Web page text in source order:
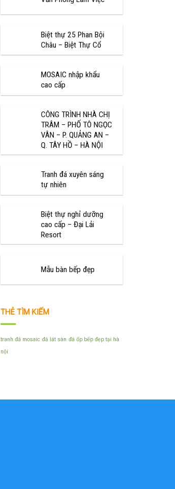
Biệt thự 25 Phan Bội
Châu – Biệt Thự Cổ
MOSAIC nhập khẩu
cao cấp
CÔNG TRÌNH NHÀ CHỊ
TRÂM – PHỐ TÔ NGỌC
VÂN – P. QUẢNG AN –
Q. TÂY HỒ – HÀ NỘI
Tranh đá xuyên sáng
tự nhiên
Biệt thự nghỉ dưỡng
cao cấp – Đại Lải
Resort
Mẫu bàn bếp đẹp
THẺ TÌM KIẾM
tranh đá mosaic đá lát sàn đá ốp bếp đẹp tại hà
nội